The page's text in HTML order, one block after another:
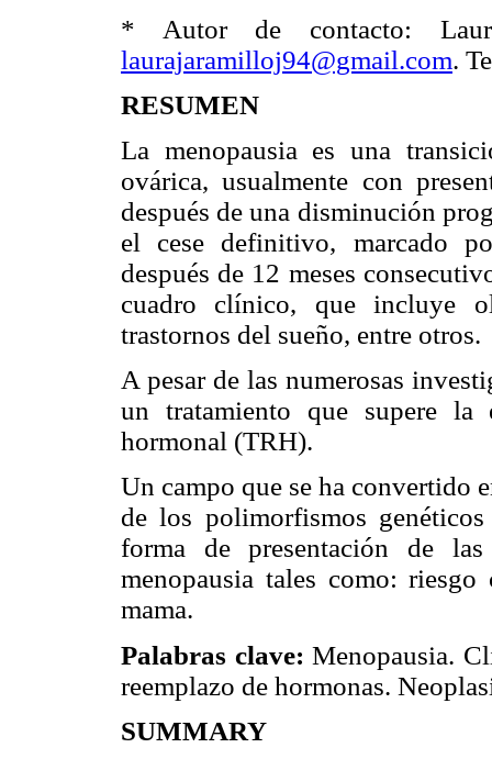
* Autor de contacto:
laurajaramilloj94@gmail.com.
RESUMEN
La menopausia es una
ovárica, usualmente con
después de una disminución
el cese definitivo, marcado
después de 12 meses
cuadro clínico, que incluye
trastornos del sueño, entre otros.
A pesar de las numerosas
un tratamiento que supere la
hormonal (TRH).
Un campo que se ha convertido
de los polimorfismos
forma de presentación de
menopausia tales como:
mama.
Palabras clave: Menopausia.
reemplazo de hormonas.
SUMMARY